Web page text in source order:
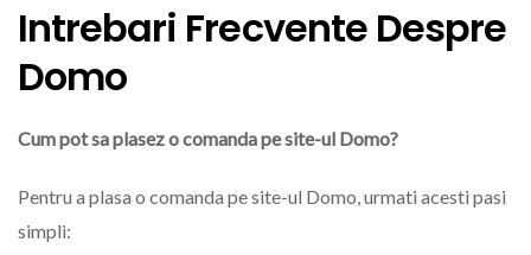
Intrebari Frecvente Despre
Domo
Cum pot sa plasez o comanda pe site-ul Domo?
Pentru a plasa o comanda pe site-ul Domo, urmati acesti pasi
simpli: